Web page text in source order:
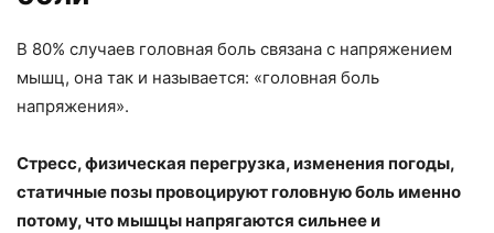
В 80% случаев головная боль связана с напряжением
мышц, она так и называется: «головная боль
напряжения».
Стресс, физическая перегрузка, изменения погоды,
статичные позы провоцируют головную боль именно
потому, что мышцы напрягаются сильнее и